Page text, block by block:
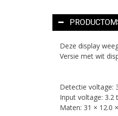
Deze display
Versie met wit
Detectie voltage:
Input voltage: 3.2
Maten: 31 × 12.0